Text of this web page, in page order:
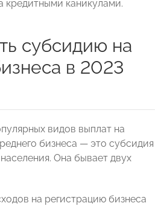
кредитными каникулами.
субсидию на
в 2023
видов выплат на
бизнеса — это субсидия
Она бывает двух
на регистрацию бизнеса